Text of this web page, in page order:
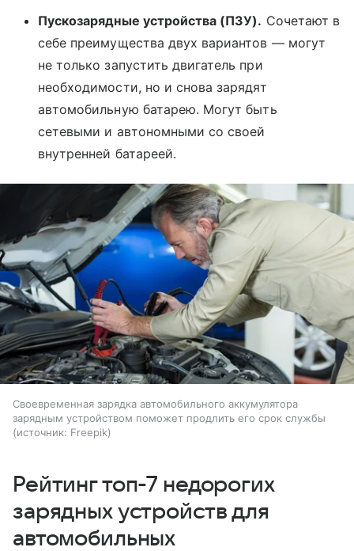
Пускозарядные устройства (ПЗУ). Сочетают в
себе преимущества двух вариантов — могут
не только запустить двигатель при
необходимости, но и снова зарядят
автомобильную батарею. Могут быть
сетевыми и автономными со своей
внутренней батареей.
Своевременная зарядка автомобильного аккумулятора
зарядным устройством поможет продлить его срок службы
источник: Freepik
Рейтинг топ-7 недорогих
зарядных устройств для
автомобильных